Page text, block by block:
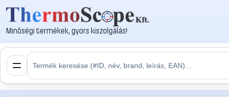
Minőségi termékek, gyors kiszolgálás!